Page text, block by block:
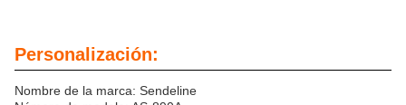
Personalización:
Nombre de la marca: Sendeline